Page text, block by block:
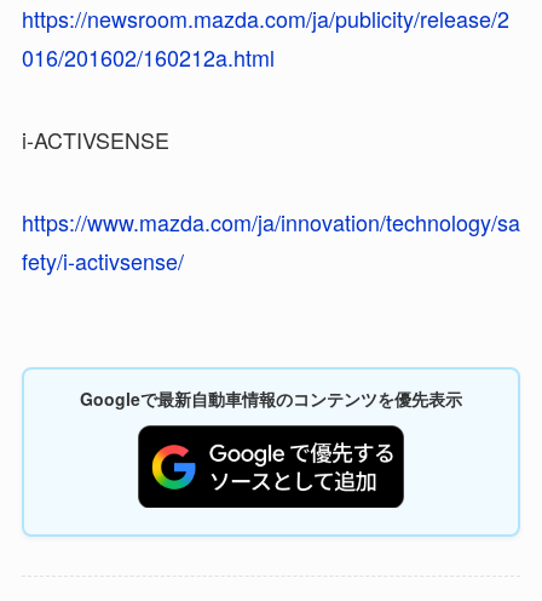
https://newsroom.mazda.com/ja/publicity/release/2
016/201602/160212a.html
i-ACTIVSENSE
https://www.mazda.com/ja/innovation/technology/sa
fety/i-activsense/
Googleで最新自動車情報のコンテンツを優先表示